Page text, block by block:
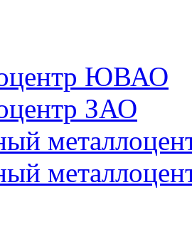
ЮВАО
ЗАО